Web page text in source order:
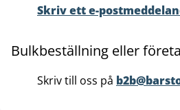
Skriv ett e-
Bulkbeställning eller
Skriv till oss på